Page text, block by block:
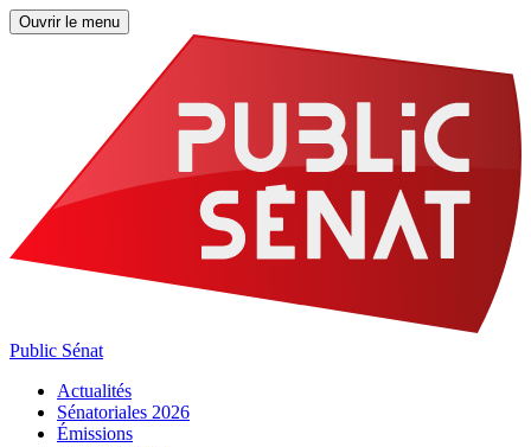
Ouvrir le menu
Public Sénat
Actualités
Sénatoriales 2026
Émissions